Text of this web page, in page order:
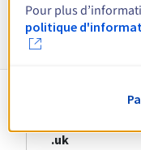
.uk
Pour plus
politique